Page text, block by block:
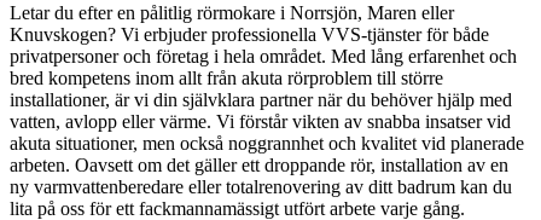
Letar du efter en pålitlig rörmokare i Norrsjön, Maren eller
Knuvskogen? Vi erbjuder professionella VVS-tjänster för både
privatpersoner och företag i hela området. Med lång erfarenhet och
bred kompetens inom allt från akuta rörproblem till större
installationer, är vi din självklara partner när du behöver hjälp med
vatten, avlopp eller värme. Vi förstår vikten av snabba insatser vid
akuta situationer, men också noggrannhet och kvalitet vid planerade
arbeten. Oavsett om det gäller ett droppande rör, installation av en
ny varmvattenberedare eller totalrenovering av ditt badrum kan du
lita på oss för ett fackmannamässigt utfört arbete varje gång.